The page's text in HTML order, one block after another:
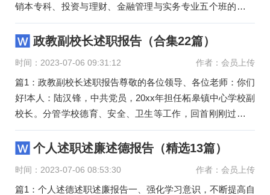
销本专科、投资与理财、金融管理与实务专业五个班的辅导
员工作，至今
政教副校长述职报告（合集22篇）
时间：2023-07-06 09:31:12 作者：会员上传
篇1：政教副校长述职报告尊敬的各位领导、各位老师：你们
好!本人：陆汉锋，中共党员，20xx年担任柘皋镇中心学校副
校长。分管学校德育、安全、卫生等工作，回首刚刚过去的
一年，在平凡的时
个人述职述廉述德报告（精选13篇）
时间：2023-07-06 08:53:30 作者：会员上传
篇1：个人述德述职述廉报告一、强化学习意识，不断提高自